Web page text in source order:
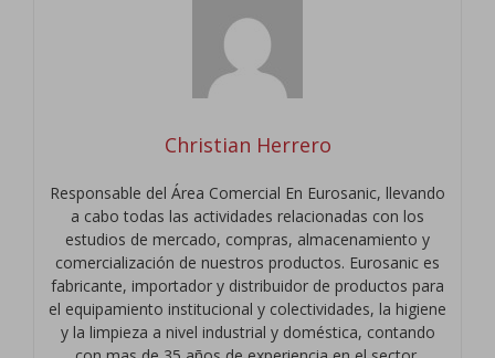
Christian Herrero
Responsable del Área Comercial En Eurosanic, llevando
a cabo todas las actividades relacionadas con los
estudios de mercado, compras, almacenamiento y
comercialización de nuestros productos. Eurosanic es
fabricante, importador y distribuidor de productos para
el equipamiento institucional y colectividades, la higiene
y la limpieza a nivel industrial y doméstica, contando